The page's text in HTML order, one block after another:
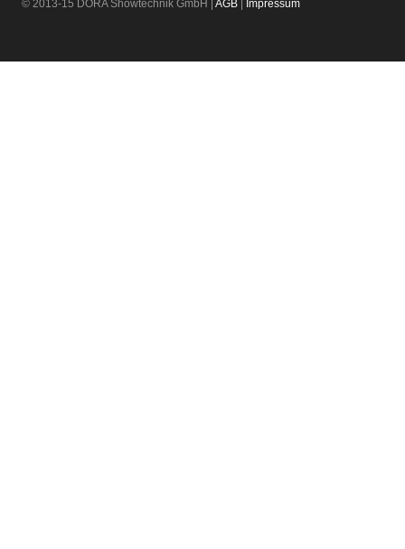
© 2013-15 DORA Showtechnik GmbH |AGB Impressum